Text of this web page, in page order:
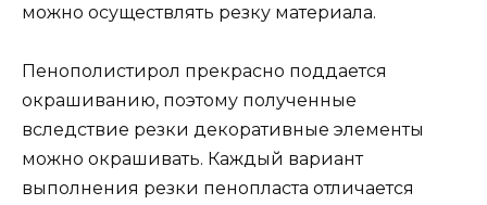
можно осуществлять резку материала.
Пенополистирол прекрасно поддается
окрашиванию, поэтому полученные
вследствие резки декоративные элементы
можно окрашивать. Каждый вариант
выполнения резки пенопласта отличается